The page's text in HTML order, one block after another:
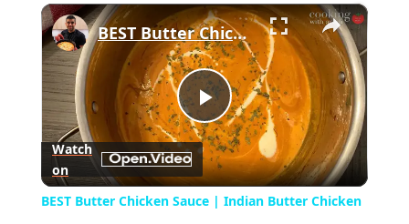
Play Unmute Fullscreen ×
Play
Video
BEST Butter Chicken Sauce | Indian Butter Chicken Sauce From Scratch | Restaurant Makhani Sauce
Watch
on
BEST Butter Chicken Sauce | Indian Butter Chicken